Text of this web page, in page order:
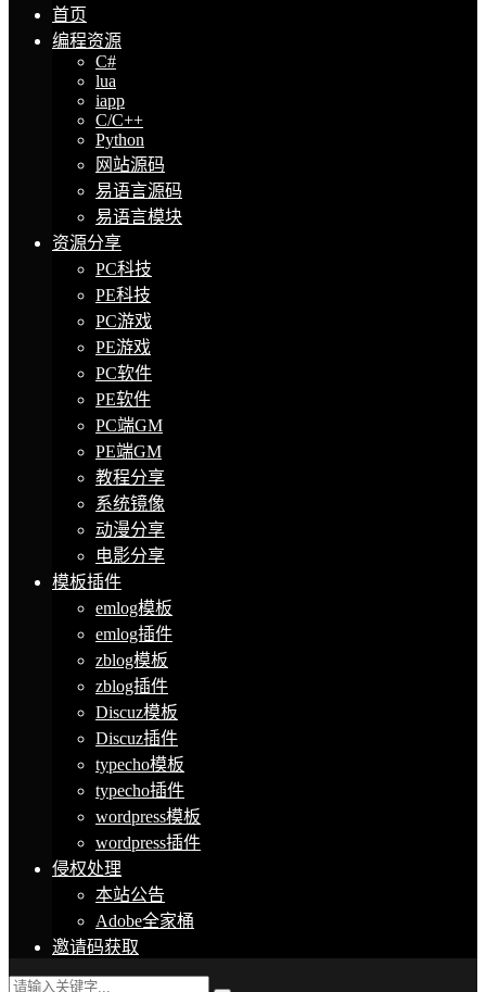
首页
编程资源
C#
lua
iapp
C/C++
Python
网站源码
易语言源码
易语言模块
资源分享
PC科技
PE科技
PC游戏
PE游戏
PC软件
PE软件
PC端GM
PE端GM
教程分享
系统镜像
动漫分享
电影分享
模板插件
emlog模板
emlog插件
zblog模板
zblog插件
Discuz模板
Discuz插件
typecho模板
typecho插件
wordpress模板
wordpress插件
侵权处理
本站公告
Adobe全家桶
邀请码获取